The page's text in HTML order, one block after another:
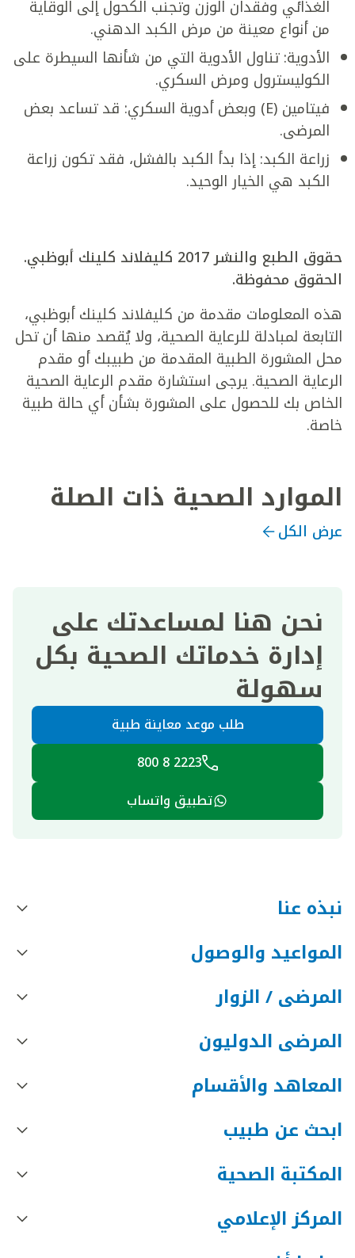
الغذائي وفقدان الوزن وتجنب الكحول إلى الوقاية
من أنواع معينة من مرض الكبد الدهني.
الأدوية: تناول الأدوية التي من شأنها السيطرة على
الكوليسترول ومرض السكري.
فيتامين (E) وبعض أدوية السكري: قد تساعد بعض
المرضى.
زراعة الكبد: إذا بدأ الكبد بالفشل، فقد تكون زراعة
الكبد هي الخيار الوحيد.
حقوق الطبع والنشر 2017 كليفلاند كلينك أبوظبي.
الحقوق محفوظة.
هذه المعلومات مقدمة من كليفلاند كلينك أبوظبي،
التابعة لمبادلة للرعاية الصحية، ولا يُقصد منها أن تحل
محل المشورة الطبية المقدمة من طبيبك أو مقدم
الرعاية الصحية. يرجى استشارة مقدم الرعاية الصحية
الخاص بك للحصول على المشورة بشأن أي حالة طبية
خاصة.
الموارد الصحية ذات الصلة
عرض الكل
نحن هنا لمساعدتك على
إدارة خدماتك الصحية بكل
سهولة
طلب موعد معاينة طبية
2223 8 800
تطبيق واتساب
نبذه عنا
المواعيد والوصول
المرضى / الزوار
المرضى الدوليون
المعاهد والأقسام
ابحث عن طبيب
المكتبة الصحية
المركز الإعلامي